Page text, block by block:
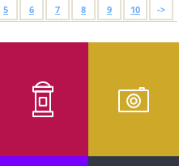
5 6 7 8 9 10 ->